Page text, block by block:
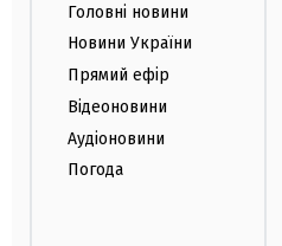
Головні новини
Новини України
Прямий ефір
Відеоновини
Аудіоновини
Погода